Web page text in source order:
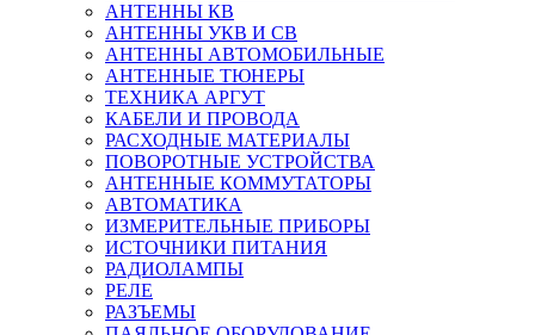
АНТЕННЫ КВ
АНТЕННЫ УКВ И СВ
АНТЕННЫ АВТОМОБИЛЬНЫЕ
АНТЕННЫЕ ТЮНЕРЫ
ТЕХНИКА АРГУТ
КАБЕЛИ И ПРОВОДА
РАСХОДНЫЕ МАТЕРИАЛЫ
ПОВОРОТНЫЕ УСТРОЙСТВА
АНТЕННЫЕ КОММУТАТОРЫ
АВТОМАТИКА
ИЗМЕРИТЕЛЬНЫЕ ПРИБОРЫ
ИСТОЧНИКИ ПИТАНИЯ
РАДИОЛАМПЫ
РЕЛЕ
РАЗЪЕМЫ